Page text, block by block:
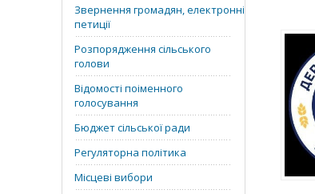
Звернення громадян, електронні
петиції
Розпорядження сільського
голови
Відомості поіменного
голосування
Бюджет сільської ради
Регуляторна політика
Місцеві вибори